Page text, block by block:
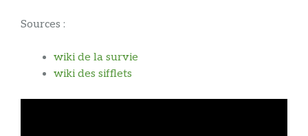
Sources :
wiki de la survie
wiki des sifflets